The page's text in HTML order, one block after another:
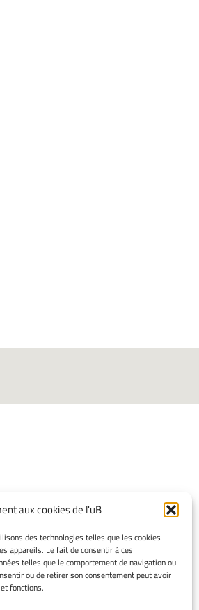
aux cookies de l'uB
des technologies telles que les cookies
appareils. Le fait de consentir à ces
telles que le comportement de navigation ou
ou de retirer son consentement peut avoir
fonctions.
légales
mes cookies
de cookies
de confidentialité